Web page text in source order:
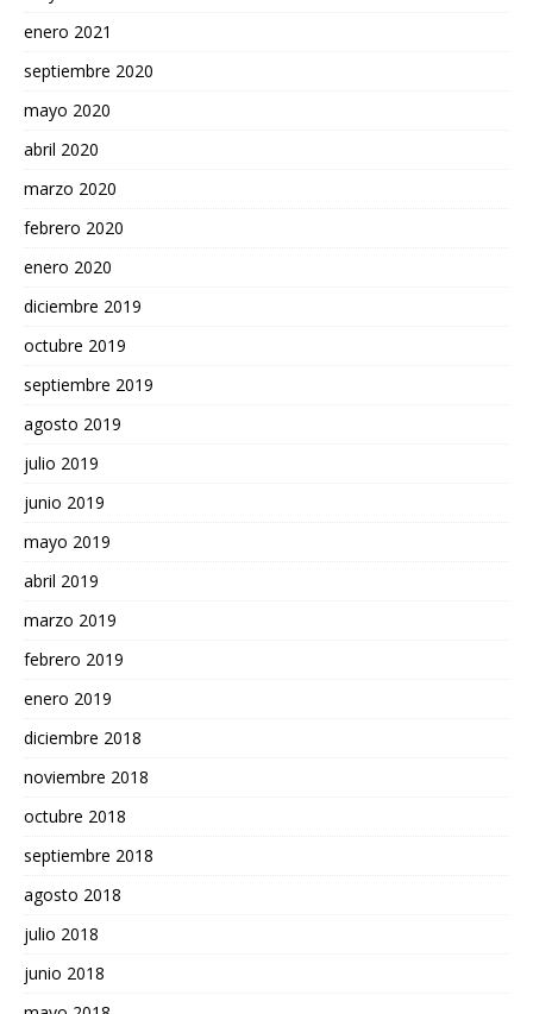
enero 2021
septiembre 2020
mayo 2020
abril 2020
marzo 2020
febrero 2020
enero 2020
diciembre 2019
octubre 2019
septiembre 2019
agosto 2019
julio 2019
junio 2019
mayo 2019
abril 2019
marzo 2019
febrero 2019
enero 2019
diciembre 2018
noviembre 2018
octubre 2018
septiembre 2018
agosto 2018
julio 2018
junio 2018